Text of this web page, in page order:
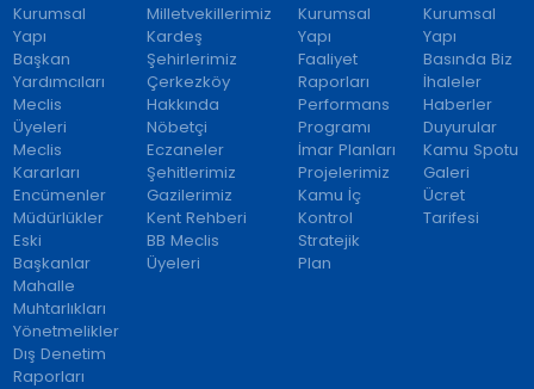
Kurumsal
Yapı
Başkan
Yardımcıları
Meclis
Üyeleri
Meclis
Kararları
Encümenler
Müdürlükler
Eski
Başkanlar
Mahalle
Muhtarlıkları
Yönetmelikler
Dış Denetim
Raporları
Milletvekillerimiz
Kardeş
Şehirlerimiz
Çerkezköy
Hakkında
Nöbetçi
Eczaneler
Şehitlerimiz
Gazilerimiz
Kent Rehberi
BB Meclis
Üyeleri
Kurumsal
Yapı
Faaliyet
Raporları
Performans
Programı
İmar Planları
Projelerimiz
Kamu İç
Kontrol
Stratejik
Plan
Kurumsal
Yapı
Basında Biz
İhaleler
Haberler
Duyurular
Kamu Spotu
Galeri
Ücret
Tarifesi